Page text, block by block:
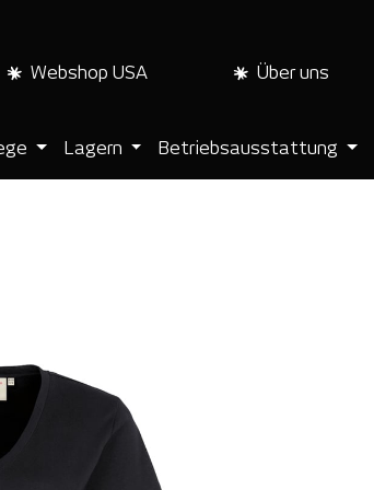
Webshop USA Über uns
Lagern Betriebsausstattung